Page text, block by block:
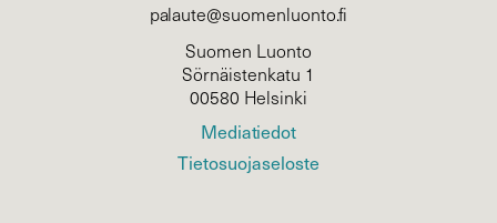
palaute@suomenluonto.fi
Suomen Luonto
Sörnäistenkatu 1
00580 Helsinki
Mediatiedot
Tietosuojaseloste